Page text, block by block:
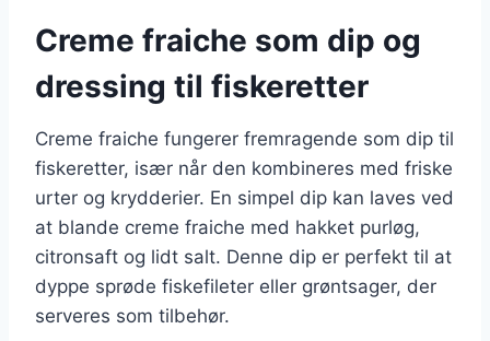
Creme fraiche som dip og
dressing til fiskeretter
Creme fraiche fungerer fremragende som dip til
fiskeretter, især når den kombineres med friske
urter og krydderier. En simpel dip kan laves ved
at blande creme fraiche med hakket purløg,
citronsaft og lidt salt. Denne dip er perfekt til at
dyppe sprøde fiskefileter eller grøntsager, der
serveres som tilbehør.